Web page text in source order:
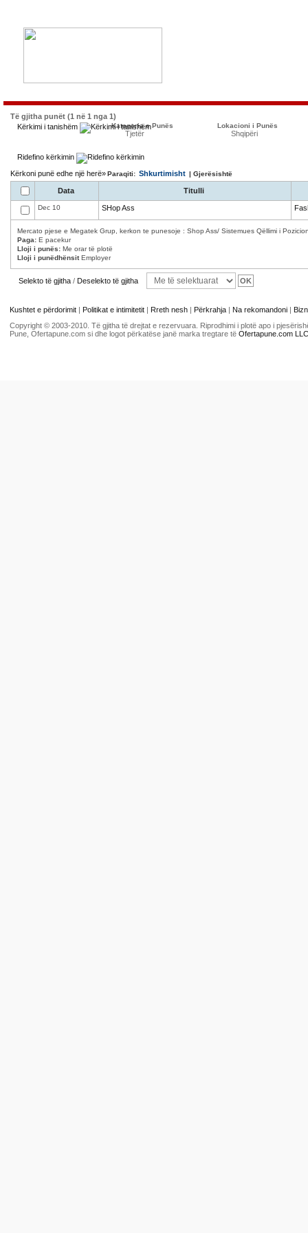
Të gjitha punët (1 në 1 nga 1)
Kërkimi i tanishëm
Kategoria e Punës
Tjetër
Lokacioni i Punës
Shqipëri
Ridefino kërkimin
Kërkoni punë edhe një herë»Paraqiti: Shkurtimisht | Gjerësishtë
Data Titulli
Dec 10 SHop Ass
Mercato pjese e Megatek Grup, kerkon te punesoje : Shop Ass/ Sistemues Qëllimi i
Paga: E pacekur
Lloji i punës: Me orar të plotë
Lloji i punëdhënsitEmployer
Selekto të gjitha / Deselekto të gjitha
Kushtet e përdorimit | Politikat e intimitetit | Rreth nesh | Përkrahja | Na rekomandoni |
Copyright © 2003-2010. Të gjitha të drejtat e rezervuara. Riprodhimi i plotë apo i
Pune, Ofertapune.com si dhe logot përkatëse janë marka tregtare të Ofertapune.com LLC